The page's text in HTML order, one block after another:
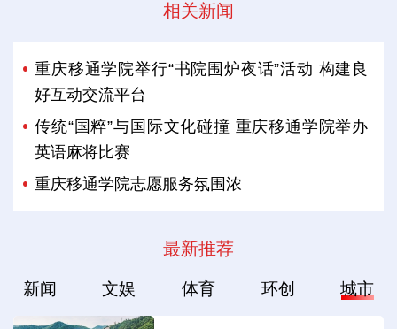
相关新闻
重庆移通学院举行“书院围炉夜话”活动 构建良
好互动交流平台
传统“国粹”与国际文化碰撞 重庆移通学院举办
英语麻将比赛
重庆移通学院志愿服务氛围浓
最新推荐
新闻 文娱 体育 环创 城市